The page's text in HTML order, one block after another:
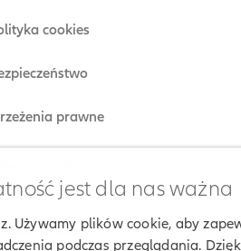
cookies
prawne
2026
jest dla nas ważna
Używamy plików cookie, aby
podczas przeglądania.